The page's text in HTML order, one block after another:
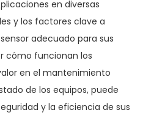
en diversas
y los factores clave a
adecuado para sus
cómo funcionan los
en el mantenimiento
de los equipos, puede
y la eficiencia de sus